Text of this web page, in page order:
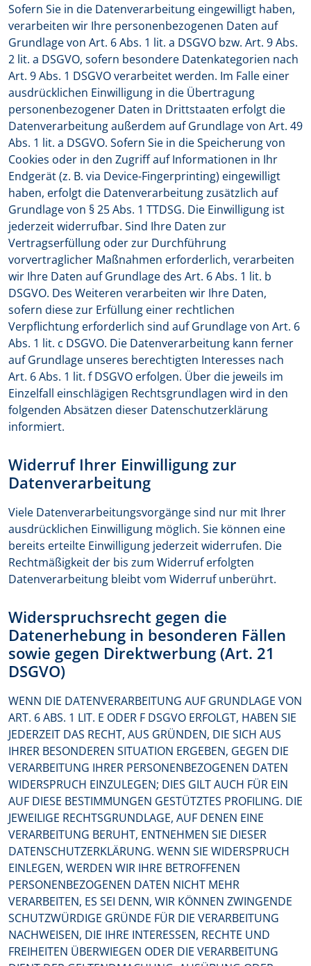
Sofern Sie in die Datenverarbeitung eingewilligt haben,
verarbeiten wir Ihre personenbezogenen Daten auf
Grundlage von Art. 6 Abs. 1 lit. a DSGVO bzw. Art. 9 Abs.
2 lit. a DSGVO, sofern besondere Datenkategorien nach
Art. 9 Abs. 1 DSGVO verarbeitet werden. Im Falle einer
ausdrücklichen Einwilligung in die Übertragung
personenbezogener Daten in Drittstaaten erfolgt die
Datenverarbeitung außerdem auf Grundlage von Art. 49
Abs. 1 lit. a DSGVO. Sofern Sie in die Speicherung von
Cookies oder in den Zugriff auf Informationen in Ihr
Endgerät (z. B. via Device-Fingerprinting) eingewilligt
haben, erfolgt die Datenverarbeitung zusätzlich auf
Grundlage von § 25 Abs. 1 TTDSG. Die Einwilligung ist
jederzeit widerrufbar. Sind Ihre Daten zur
Vertragserfüllung oder zur Durchführung
vorvertraglicher Maßnahmen erforderlich, verarbeiten
wir Ihre Daten auf Grundlage des Art. 6 Abs. 1 lit. b
DSGVO. Des Weiteren verarbeiten wir Ihre Daten,
sofern diese zur Erfüllung einer rechtlichen
Verpflichtung erforderlich sind auf Grundlage von Art. 6
Abs. 1 lit. c DSGVO. Die Datenverarbeitung kann ferner
auf Grundlage unseres berechtigten Interesses nach
Art. 6 Abs. 1 lit. f DSGVO erfolgen. Über die jeweils im
Einzelfall einschlägigen Rechtsgrundlagen wird in den
folgenden Absätzen dieser Datenschutzerklärung
informiert.
Widerruf Ihrer Einwilligung zur
Datenverarbeitung
Viele Datenverarbeitungsvorgänge sind nur mit Ihrer
ausdrücklichen Einwilligung möglich. Sie können eine
bereits erteilte Einwilligung jederzeit widerrufen. Die
Rechtmäßigkeit der bis zum Widerruf erfolgten
Datenverarbeitung bleibt vom Widerruf unberührt.
Widerspruchsrecht gegen die
Datenerhebung in besonderen Fällen
sowie gegen Direktwerbung (Art. 21
DSGVO)
WENN DIE DATENVERARBEITUNG AUF GRUNDLAGE VON
ART. 6 ABS. 1 LIT. E ODER F DSGVO ERFOLGT, HABEN SIE
JEDERZEIT DAS RECHT, AUS GRÜNDEN, DIE SICH AUS
IHRER BESONDEREN SITUATION ERGEBEN, GEGEN DIE
VERARBEITUNG IHRER PERSONENBEZOGENEN DATEN
WIDERSPRUCH EINZULEGEN; DIES GILT AUCH FÜR EIN
AUF DIESE BESTIMMUNGEN GESTÜTZTES PROFILING. DIE
JEWEILIGE RECHTSGRUNDLAGE, AUF DENEN EINE
VERARBEITUNG BERUHT, ENTNEHMEN SIE DIESER
DATENSCHUTZERKLÄRUNG. WENN SIE WIDERSPRUCH
EINLEGEN, WERDEN WIR IHRE BETROFFENEN
PERSONENBEZOGENEN DATEN NICHT MEHR
VERARBEITEN, ES SEI DENN, WIR KÖNNEN ZWINGENDE
SCHUTZWÜRDIGE GRÜNDE FÜR DIE VERARBEITUNG
NACHWEISEN, DIE IHRE INTERESSEN, RECHTE UND
FREIHEITEN ÜBERWIEGEN ODER DIE VERARBEITUNG